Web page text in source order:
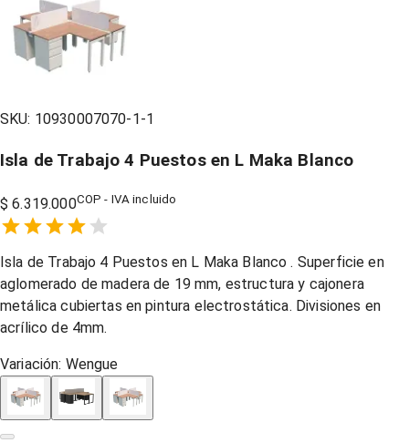
SKU: 10930007070-1-1
Isla de Trabajo 4 Puestos en L Maka Blanco
$ 6.319.000COP - IVA incluido
1 Star,
2 Stars,
3 Stars,
4 Stars,
5 Stars,
Isla de Trabajo 4 Puestos en L Maka Blanco . Superficie en
aglomerado de madera de 19 mm, estructura y cajonera
metálica cubiertas en pintura electrostática. Divisiones en
acrílico de 4mm.
Variación: Wengue